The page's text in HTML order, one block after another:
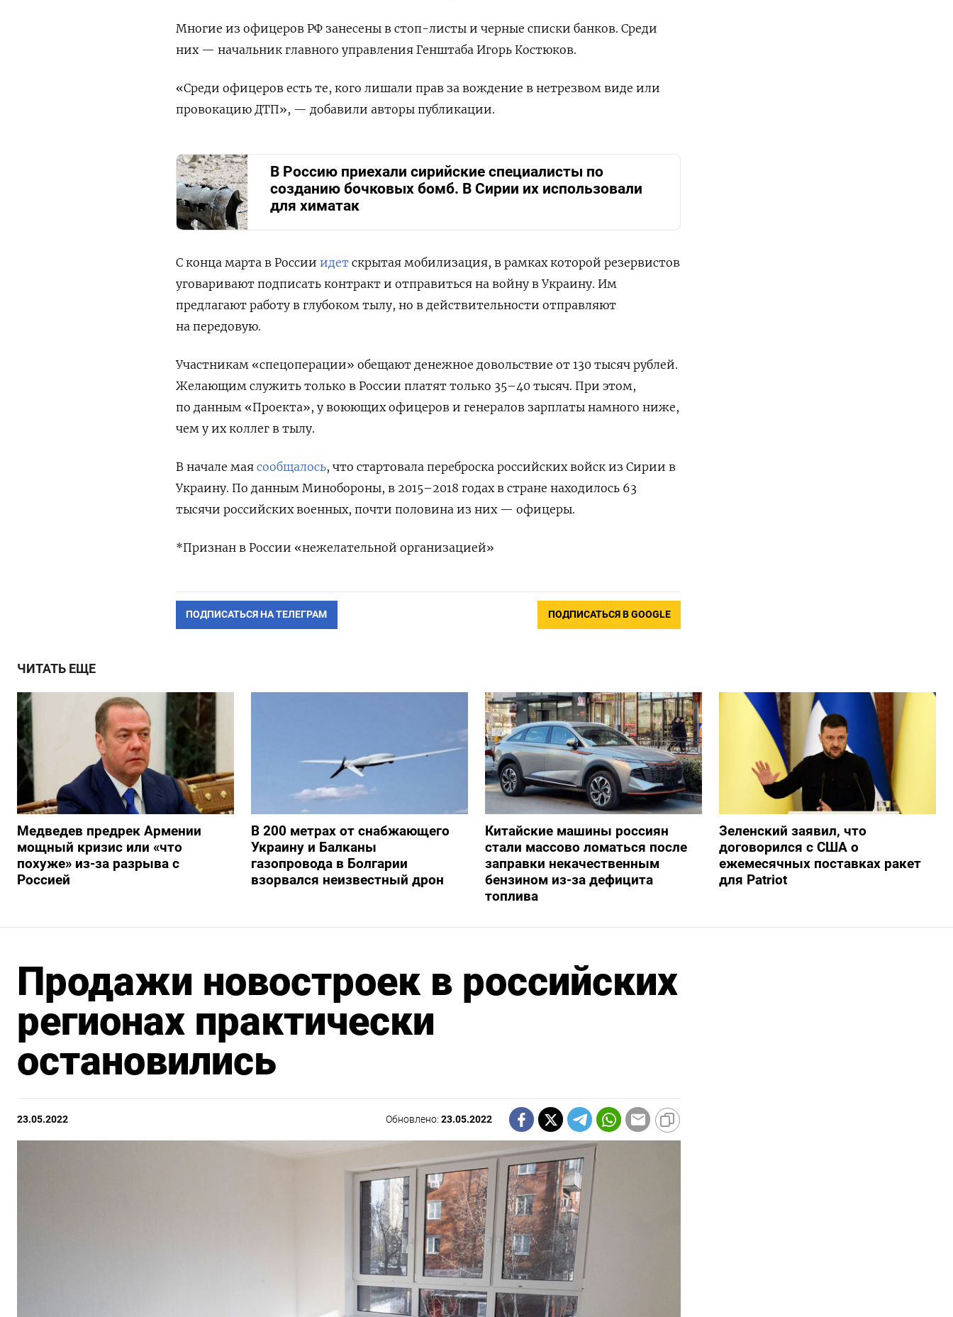
Многие из офицеров РФ занесены в стоп-листы и черные списки банков. Среди
них — начальник главного управления Генштаба Игорь Костюков.
«Среди офицеров есть те, кого лишали прав за вождение в нетрезвом виде или
провокацию ДТП», — добавили авторы публикации.
В Россию приехали сирийские специалисты по
созданию бочковых бомб. В Сирии их использовали
для химатак
С конца марта в России идет скрытая мобилизация, в рамках которой резервистов
уговаривают подписать контракт и отправиться на войну в Украину. Им
предлагают работу в глубоком тылу, но в действительности отправляют
на передовую.
Участникам «спецоперации» обещают денежное довольствие от 130 тысяч рублей.
Желающим служить только в России платят только 35–40 тысяч. При этом,
по данным «Проекта», у воюющих офицеров и генералов зарплаты намного ниже,
чем у их коллег в тылу.
В начале мая сообщалось, что стартовала переброска российских войск из Сирии в
Украину. По данным Минобороны, в 2015–2018 годах в стране находилось 63
тысячи российских военных, почти половина из них — офицеры.
*Признан в России «нежелательной организацией»
ПОДПИСАТЬСЯ НА ТЕЛЕГРАМ ПОДПИСАТЬСЯ В GOOGLE
ЧИТАТЬ ЕЩЕ
Медведев предрек Армении
мощный кризис или «что
похуже» из-за разрыва с
Россией
В 200 метрах от снабжающего
Украину и Балканы
газопровода в Болгарии
взорвался неизвестный дрон
Китайские машины россиян
стали массово ломаться после
заправки некачественным
бензином из-за дефицита
топлива
Зеленский заявил, что
договорился с США о
ежемесячных поставках ракет
для Patriot
Продажи новостроек в российских
регионах практически
остановились
23.05.2022 Обновлено:23.05.2022